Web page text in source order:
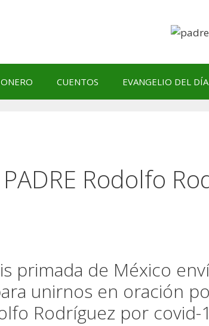
CUENTOS EVANGELIO DEL DÍA
PADRE Rodolfo
primada de México
unirnos en oración
Rodríguez por covid-